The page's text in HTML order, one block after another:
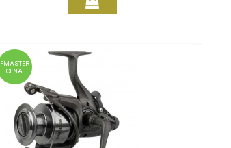
FMASTER
CENA